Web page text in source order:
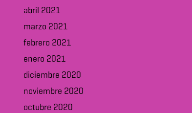
abril 2021
marzo 2021
febrero 2021
enero 2021
diciembre 2020
noviembre 2020
octubre 2020